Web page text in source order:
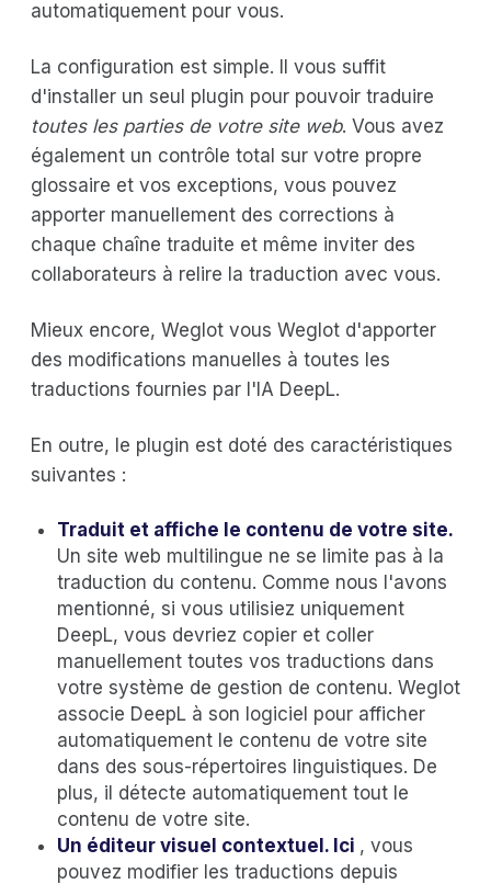
automatiquement pour vous.
La configuration est simple. Il vous suffit
d'installer un seul plugin pour pouvoir traduire
toutes les parties de votre site web. Vous avez
également un contrôle total sur votre propre
glossaire et vos exceptions, vous pouvez
apporter manuellement des corrections à
chaque chaîne traduite et même inviter des
collaborateurs à relire la traduction avec vous.
Mieux encore, Weglot vous Weglot d'apporter
des modifications manuelles à toutes les
traductions fournies par l'IA DeepL.
En outre, le plugin est doté des caractéristiques
suivantes :
Traduit et affiche le contenu de votre site.
Un site web multilingue ne se limite pas à la
traduction du contenu. Comme nous l'avons
mentionné, si vous utilisiez uniquement
DeepL, vous devriez copier et coller
manuellement toutes vos traductions dans
votre système de gestion de contenu. Weglot
associe DeepL à son logiciel pour afficher
automatiquement le contenu de votre site
dans des sous-répertoires linguistiques. De
plus, il détecte automatiquement tout le
contenu de votre site.
Un éditeur visuel contextuel. Ici , vous
pouvez modifier les traductions depuis